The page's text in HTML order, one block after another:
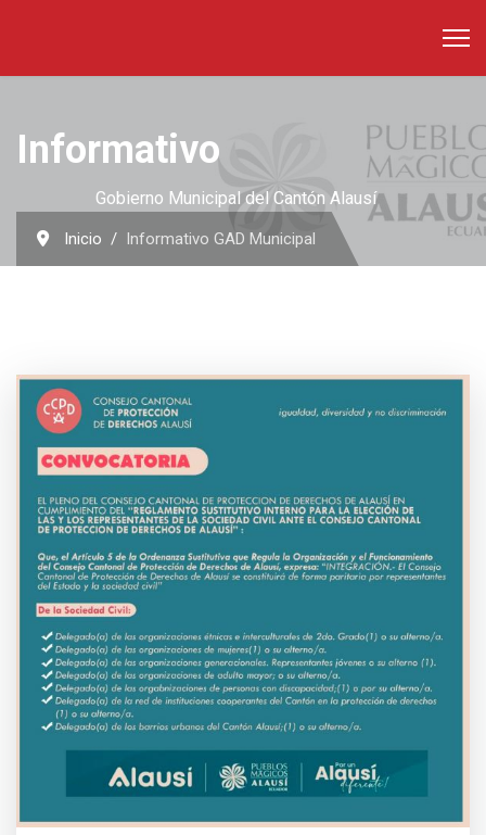
Informativo
Gobierno Municipal del Cantón Alausí
Inicio Informativo GAD Municipal